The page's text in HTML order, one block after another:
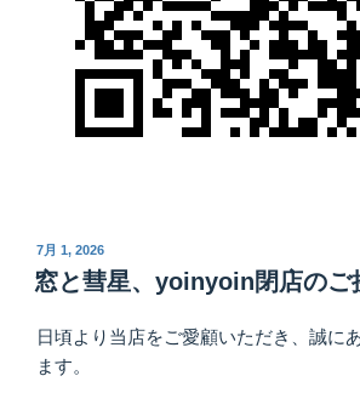
投
稿
日:
7月 1, 2026
窓と彗星、yoinyoin閉店のご
日頃より当店をご愛顧いただき、誠に
ます。